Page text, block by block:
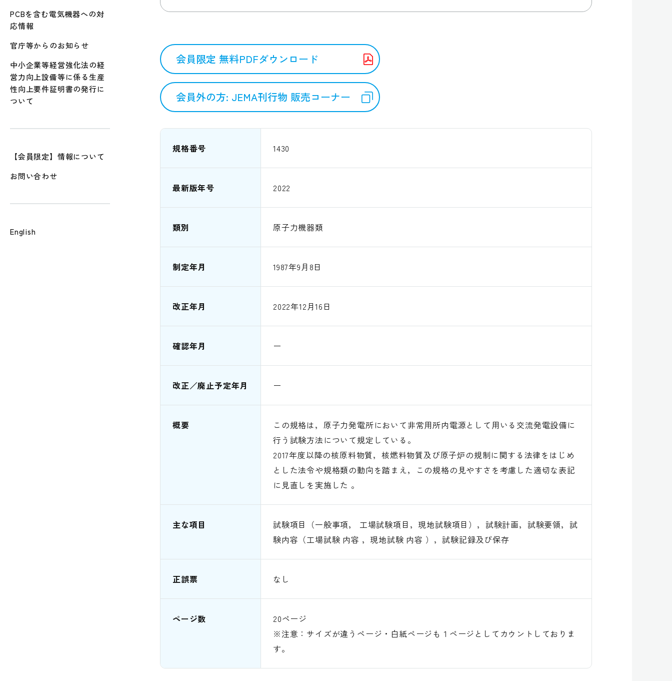
PCBを含む電気機器への対
応情報
官庁等からのお知らせ
中小企業等経営強化法の経
営力向上設備等に係る生産
性向上要件証明書の発行に
ついて
【会員限定】情報について
お問い合わせ
English
会員限定 無料PDFダウンロード
会員外の方: JEMA刊行物 販売コーナー
規格番号 1430
最新版年号 2022
類別 原子力機器類
制定年月 1987年9月8日
改正年月 2022年12月16日
確認年月 ー
改正／廃止予定年月 ー
概要
この規格は，原子力発電所において非常用所内電源として用いる交流発電設備に
行う試験方法について規定している。
2017年度以降の核原料物質，核燃料物質及び原子炉の規制に関する法律をはじめ
とした法令や規格類の動向を踏まえ，この規格の見やすさを考慮した適切な表記
に見直しを実施した 。
主な項目
試験項目（一般事項， 工場試験項目，現地試験項目），試験計画，試験要領，試
験内容（工場試験 内容 ，現地試験 内容 ），試験記録及び保存
正誤票 なし
ページ数
20ページ
※注意：サイズが違うページ・白紙ページも１ページとしてカウントしておりま
す。